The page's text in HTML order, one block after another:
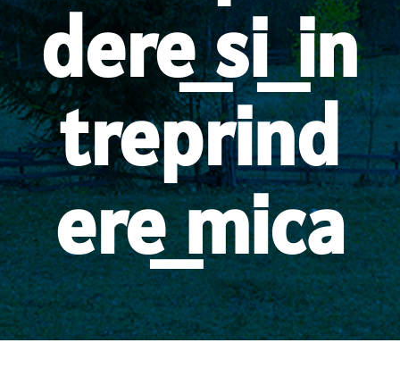
dere_si_in
treprind
ere_mica